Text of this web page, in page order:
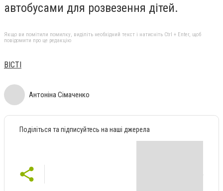
автобусами для розвезення дітей.
Якщо ви помітили помилку, виділіть необхідний текст і натисніть Ctrl + Enter, щоб
повідомити про це редакцію
ВІСТІ
Антоніна Сімаченко
Поділіться та підписуйтесь на наші джерела